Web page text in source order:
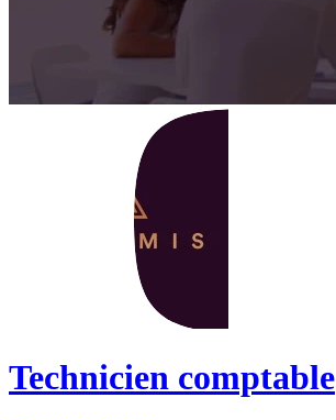
Technicien comptable